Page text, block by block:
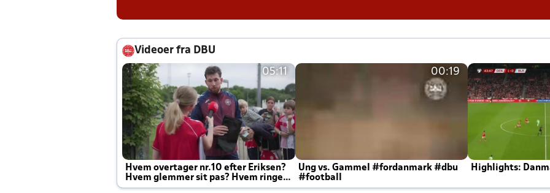
Videoer fra DBU
05:11
Hvem overtager nr.10 efter Eriksen?
Hvem glemmer sit pas? Hvem ringer
Joachim altid til efter kampe?
00:19
Ung vs. Gammel #fordanmark #dbu
#football
Highlights: